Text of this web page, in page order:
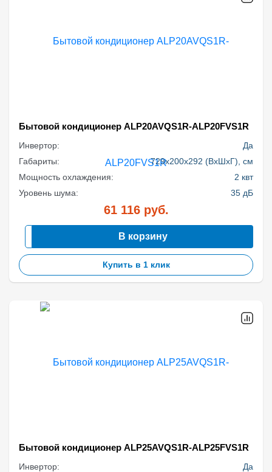
Бытовой кондиционер ALP20AVQS1R-ALP20FVS1R
Инвертор:
Да
Габариты:
729x200x292 (ВхШхГ), см
Мощность охлаждения:
2 квт
Уровень шума:
35 дБ
61 116руб.
В корзину
Купить в 1 клик
Бытовой кондиционер ALP25AVQS1R-ALP25FVS1R
Инвертор:
Да